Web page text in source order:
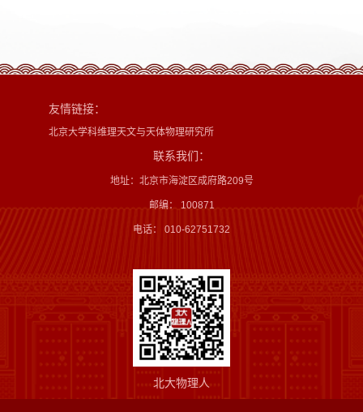
友情链接：
北京大学科维理天文与天体物理研究所
联系我们：
地址：北京市海淀区成府路209号
邮编： 100871
电话： 010-62751732
北大物理人